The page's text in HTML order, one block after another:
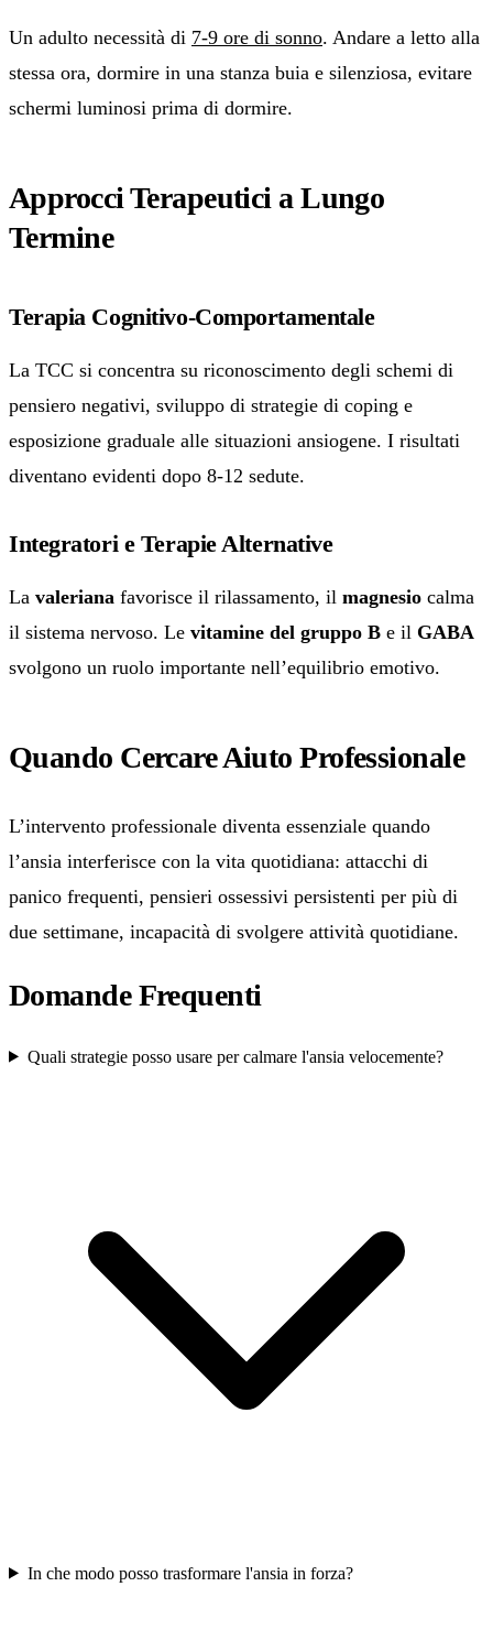
Un adulto necessità di 7-9 ore di sonno. Andare a letto alla
stessa ora, dormire in una stanza buia e silenziosa, evitare
schermi luminosi prima di dormire.
Approcci Terapeutici a Lungo
Termine
Terapia Cognitivo-Comportamentale
La TCC si concentra su riconoscimento degli schemi di
pensiero negativi, sviluppo di strategie di coping e
esposizione graduale alle situazioni ansiogene. I risultati
diventano evidenti dopo 8-12 sedute.
Integratori e Terapie Alternative
La valeriana favorisce il rilassamento, il magnesio calma
il sistema nervoso. Le vitamine del gruppo B e il GABA
svolgono un ruolo importante nell’equilibrio emotivo.
Quando Cercare Aiuto Professionale
L’intervento professionale diventa essenziale quando
l’ansia interferisce con la vita quotidiana: attacchi di
panico frequenti, pensieri ossessivi persistenti per più di
due settimane, incapacità di svolgere attività quotidiane.
Domande Frequenti
Quali strategie posso usare per calmare l'ansia velocemente?
In che modo posso trasformare l'ansia in forza?